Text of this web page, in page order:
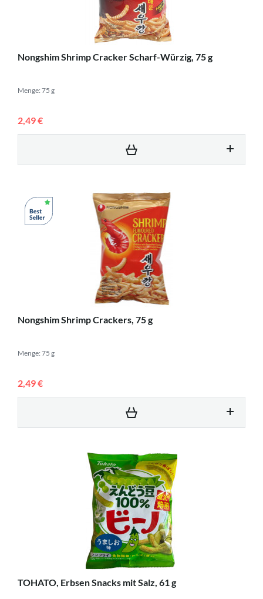
Nongshim Shrimp Cracker Scharf-Würzig, 75 g
Menge: 75 g
2,49 €
Nongshim Shrimp Crackers, 75 g
Menge: 75 g
2,49 €
TOHATO, Erbsen Snacks mit Salz, 61 g